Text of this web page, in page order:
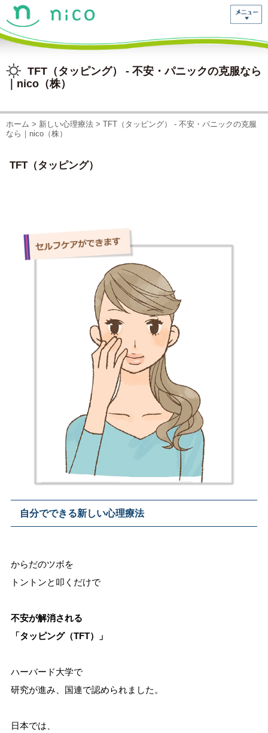
TFT（タッピング） - 不安・パニックの克服なら
｜nico（株）
ホーム > 新しい心理療法 > TFT（タッピング） - 不安・パニックの克服
なら｜nico（株）
TFT（タッピング）
自分でできる新しい心理療法
からだのツボを
トントンと叩くだけで
不安が解消される
「タッピング（TFT）」
ハーバード大学で
研究が進み、国連で認められました。
日本では、